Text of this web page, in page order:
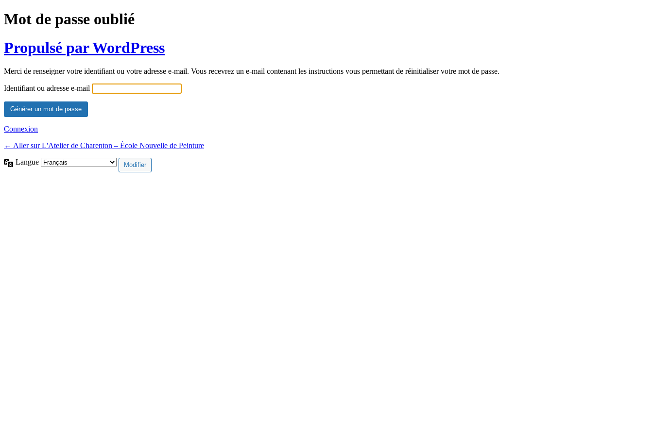
Mot de passe oublié
Propulsé par WordPress
Merci de renseigner votre identifiant ou votre adresse e-mail. Vous recevrez un e-mail contenant les instructions vous permettant de réinitialiser votre mot de passe.
Identifiant ou adresse e-mail
Connexion
← Aller sur L'Atelier de Charenton – École Nouvelle de Peinture
Langue